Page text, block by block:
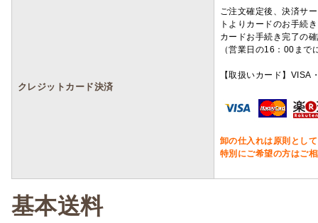
クレジットカード決済
ご注文確定後、決済サ
トよりカードのお手続
カードお手続き完了の
（営業日の16：00ま
【取扱いカード】
卸の仕入れは原則とし
特別にご希望の方はご
基本送料